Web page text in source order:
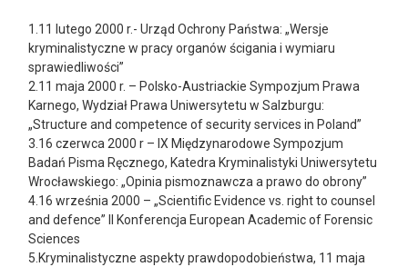
1.11 lutego 2000 r.- Urząd Ochrony Państwa: „Wersje
kryminalistyczne w pracy organów ścigania i wymiaru
sprawiedliwości”
2.11 maja 2000 r. – Polsko-Austriackie Sympozjum Prawa
Karnego, Wydział Prawa Uniwersytetu w Salzburgu:
„Structure and competence of security services in Poland”
3.16 czerwca 2000 r – IX Międzynarodowe Sympozjum
Badań Pisma Ręcznego, Katedra Kryminalistyki Uniwersytetu
Wrocławskiego: „Opinia pismoznawcza a prawo do obrony”
4.16 września 2000 – „Scientific Evidence vs. right to counsel
and defence” II Konferencja European Academic of Forensic
Sciences
5.Kryminalistyczne aspekty prawdopodobieństwa, 11 maja